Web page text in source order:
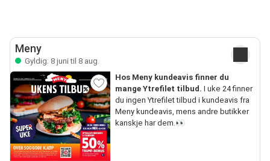
Meny
Gyldig: 8 juni til 8 aug.
Hos Meny kundeavis finner du
mange Ytrefilet tilbud. I uke 24 finner
du ingen Ytrefilet tilbud i kundeavis fra
Meny kundeavis, mens andre butikker
kanskje har dem.👀